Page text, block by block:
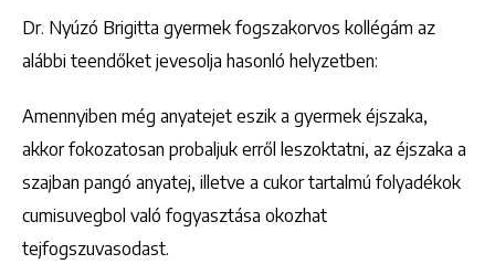
Dr. Nyúzó Brigitta gyermek fogszakorvos kollégám az
alábbi teendőket jevesolja hasonló helyzetben:
Amennyiben még anyatejet eszik a gyermek éjszaka,
akkor fokozatosan probaljuk erről leszoktatni, az éjszaka a
szajban pangó anyatej, illetve a cukor tartalmú folyadékok
cumisuvegbol való fogyasztása okozhat
tejfogszuvasodast.